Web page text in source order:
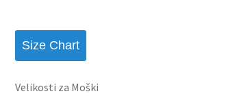
Size Chart
Velikosti za Moški